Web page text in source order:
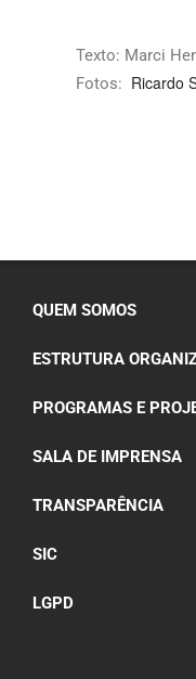
Texto: Marci
Fotos: Ricardo
QUEM SOMOS
ESTRUTURA
PROGRAMAS E
SALA DE IMPRENSA
TRANSPARÊNCIA
SIC
LGPD